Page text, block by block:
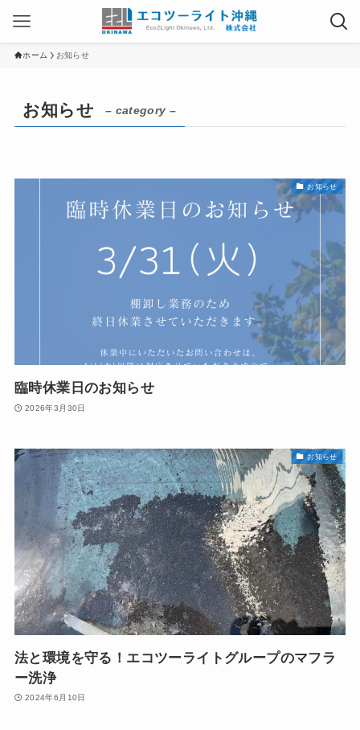
ホーム お知らせ
お知らせ – category –
お知らせ
臨時休業日のお知らせ
2026年3月30日
お知らせ
法と環境を守る！エコツーライトグループのマフラ
ー洗浄
2024年6月10日